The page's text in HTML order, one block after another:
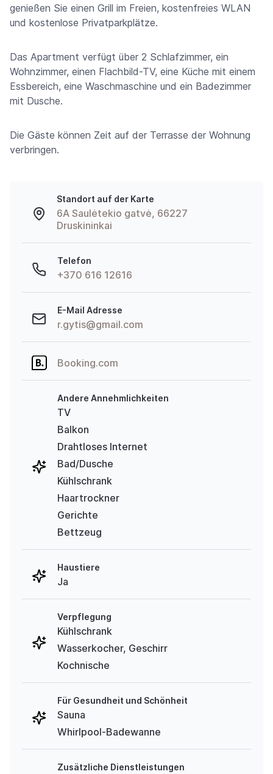
genießen Sie einen Grill im Freien, kostenfreies WLAN
und kostenlose Privatparkplätze.
Das Apartment verfügt über 2 Schlafzimmer, ein
Wohnzimmer, einen Flachbild-TV, eine Küche mit einem
Essbereich, eine Waschmaschine und ein Badezimmer
mit Dusche.
Die Gäste können Zeit auf der Terrasse der Wohnung
verbringen.
Standort auf der Karte
6A Saulėtekio gatvė, 66227
Druskininkai
Telefon
+370 616 12616
E-Mail Adresse
r.gytis@gmail.com
Booking.com
Andere Annehmlichkeiten
TV
Balkon
Drahtloses Internet
Bad/Dusche
Kühlschrank
Haartrockner
Gerichte
Bettzeug
Haustiere
Ja
Verpflegung
Kühlschrank
Wasserkocher, Geschirr
Kochnische
Für Gesundheit und Schönheit
Sauna
Whirlpool-Badewanne
Zusätzliche Dienstleistungen